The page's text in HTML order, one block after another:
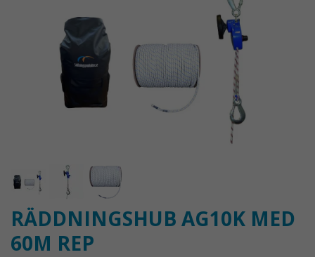
RÄDDNINGSHUB AG10K MED
60M REP